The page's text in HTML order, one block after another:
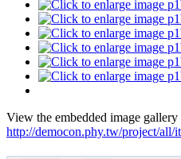
View the embedded image gallery
http://democon.phy.tw/project/all/